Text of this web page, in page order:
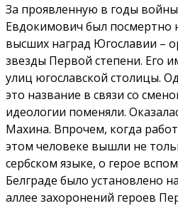
За проявленную в годы
Евдокимович был посмертно
высших наград Югославии –
звезды Первой степени. Его
улиц югославской столицы.
это название в связи со
идеологии поменяли.
Махина. Впрочем, когда
этом человеке вышли не
сербском языке, о герое
Белграде было установлено
аллее захоронений героев